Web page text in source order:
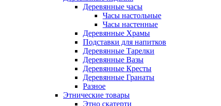
Деревянные часы
Часы настольные
Часы настенные
Деревянные Храмы
Подставки для напитков
Деревянные Тарелки
Деревянные Вазы
Деревянные Кресты
Деревянные Гранаты
Разное
Этнические товары
Этно скатерти